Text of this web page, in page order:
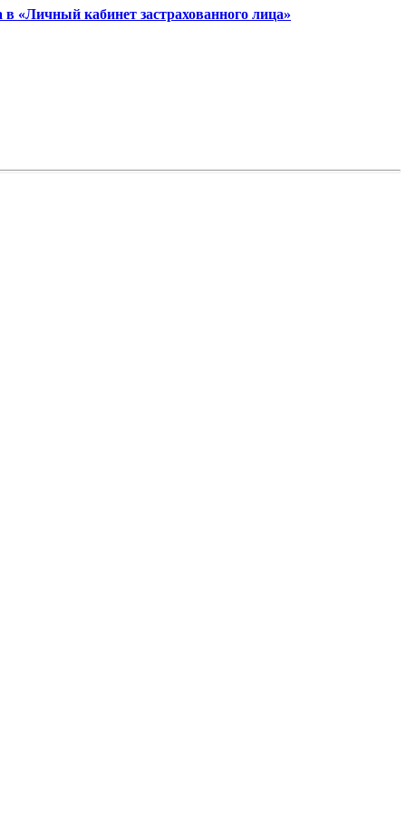
в «Личный кабинет застрахованного лица»